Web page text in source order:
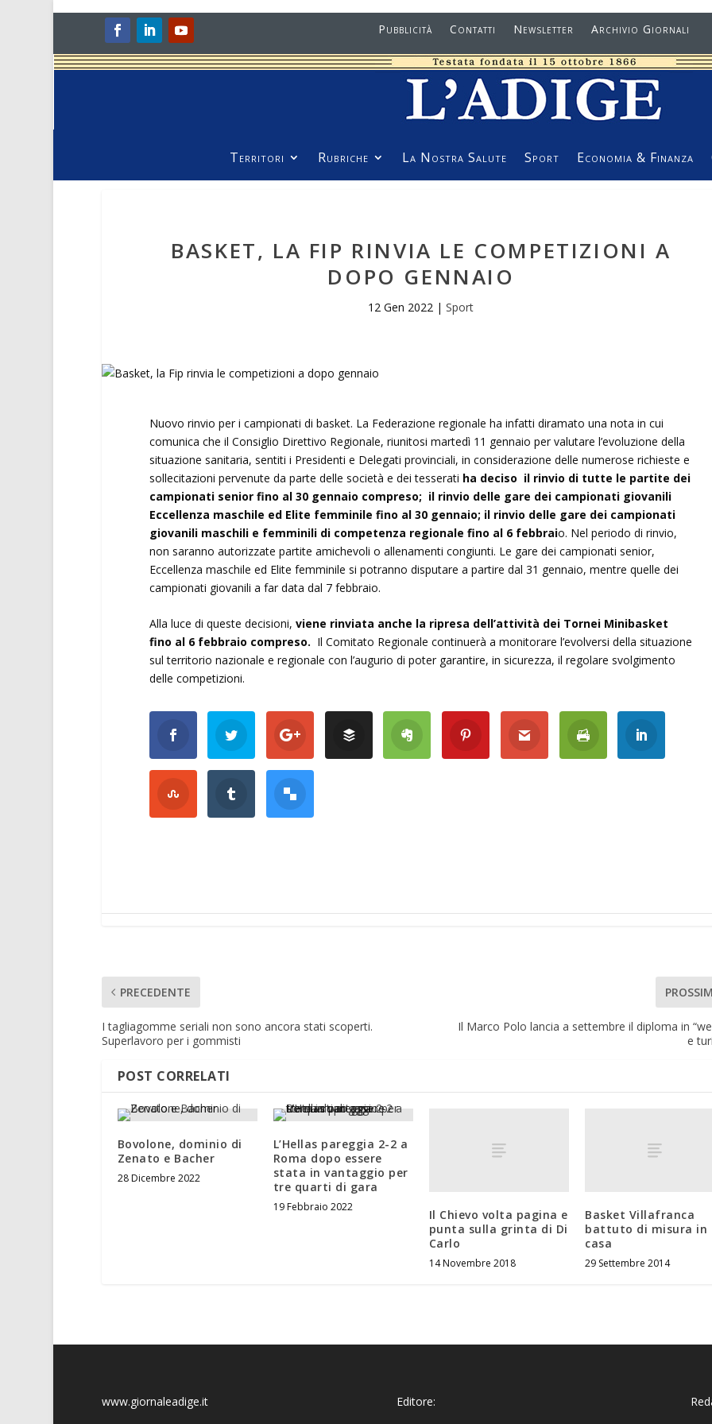
Pubblicità Contatti Newsletter Archivio Giornali
Territori Rubriche La Nostra Salute Sport Economia & Finanza
BASKET, LA FIP RINVIA LE COMPETIZIONI A
DOPO GENNAIO
12 Gen 2022 |Sport
Nuovo rinvio per i campionati di basket. La Federazione regionale ha infatti diramato una nota in cui
comunica che il Consiglio Direttivo Regionale, riunitosi martedì 11 gennaio per valutare l’evoluzione della
situazione sanitaria, sentiti i Presidenti e Delegati provinciali, in considerazione delle numerose richieste e
sollecitazioni pervenute da parte delle società e dei tesserati ha deciso il rinvio di tutte le partite dei
campionati senior fino al 30 gennaio compreso; il rinvio delle gare dei campionati giovanili
Eccellenza maschile ed Elite femminile fino al 30 gennaio; il rinvio delle gare dei campionati
giovanili maschili e femminili di competenza regionale fino al 6 febbraio. Nel periodo di rinvio,
non saranno autorizzate partite amichevoli o allenamenti congiunti. Le gare dei campionati senior,
Eccellenza maschile ed Elite femminile si potranno disputare a partire dal 31 gennaio, mentre quelle dei
campionati giovanili a far data dal 7 febbraio.
Alla luce di queste decisioni, viene rinviata anche la ripresa dell’attività dei Tornei Minibasket
fino al 6 febbraio compreso. Il Comitato Regionale continuerà a monitorare l’evolversi della situazione
sul territorio nazionale e regionale con l’augurio di poter garantire, in sicurezza, il regolare svolgimento
delle competizioni.
PRECEDENTE
I tagliagomme seriali non sono ancora stati scoperti.
Superlavoro per i gommisti
Il Marco Polo lancia a settembre il diploma in
e
POST CORRELATI
Bovolone, dominio di
Zenato e Bacher
28 Dicembre 2022
L’Hellas pareggia 2-2 a
Roma dopo essere
stata in vantaggio per
tre quarti di gara
19 Febbraio 2022
Il Chievo volta pagina e
punta sulla grinta di Di
Carlo
14 Novembre 2018
Basket Villafranca
battuto di misura in
casa
29 Settembre 2014
www.giornaleadige.it Editore: